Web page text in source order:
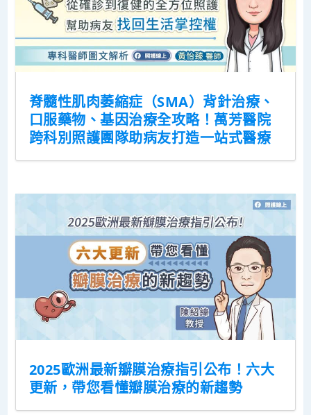
脊髓性肌肉萎縮症（SMA）背針治療、
口服藥物、基因治療全攻略！萬芳醫院
跨科別照護團隊助病友打造一站式醫療
2025歐洲最新瓣膜治療指引公布！六大
更新，帶您看懂瓣膜治療的新趨勢